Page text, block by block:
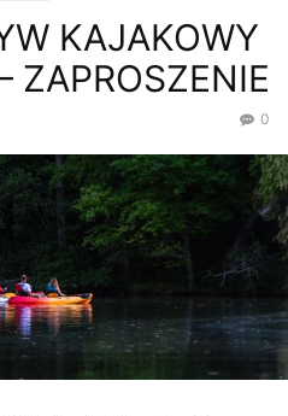
KAJAKOWY
ZAPROSZENIE
0